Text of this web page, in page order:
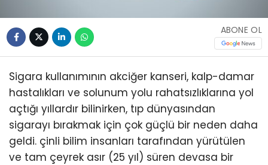
ABONE OL
Sigara kullanımının akciğer kanseri, kalp-damar
hastalıkları ve solunum yolu rahatsızlıklarına yol
açtığı yıllardır bilinirken, tıp dünyasından
sigarayı bırakmak için çok güçlü bir neden daha
geldi. çinli bilim insanları tarafından yürütülen
ve tam çeyrek asır (25 yıl) süren devasa bir